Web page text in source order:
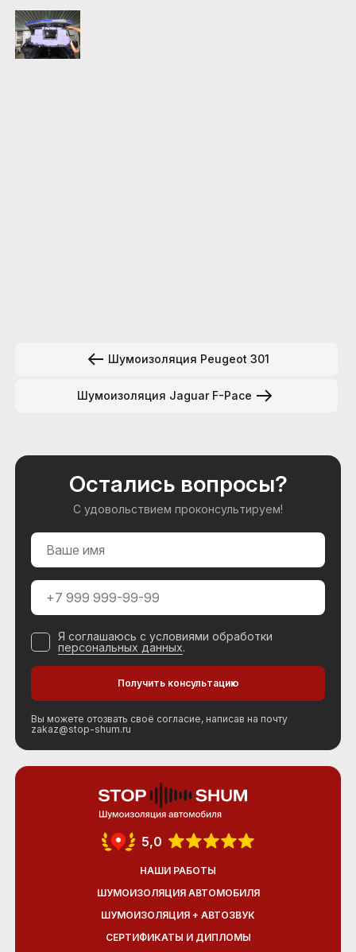
Шумоизоляция Peugeot 301
Шумоизоляция Jaguar F-Pace
Остались вопросы?
С удовольствием проконсультируем!
Я соглашаюсь с условиями обработки
персональных данных.
Вы можете отозвать своё согласие, написав на почту
zakaz@stop-shum.ru
5,0
НАШИ РАБОТЫ
ШУМОИЗОЛЯЦИЯ АВТОМОБИЛЯ
ШУМОИЗОЛЯЦИЯ + АВТОЗВУК
СЕРТИФИКАТЫ И ДИПЛОМЫ